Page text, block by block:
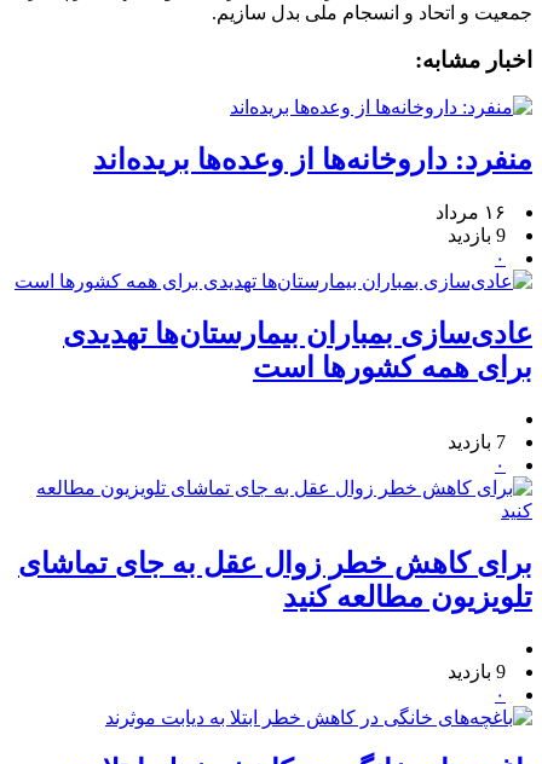
جمعیت و اتحاد و انسجام ملی بدل سازیم.
اخبار مشابه:
منفرد: داروخانه‌ها از وعده‌ها بریده‌اند
۱۶ مرداد
9 بازدید
۰
عادی‌سازی بمباران بیمارستان‌ها تهدیدی
برای همه کشورها است
7 بازدید
۰
برای کاهش خطر زوال عقل به جای تماشای
تلویزیون مطالعه کنید
9 بازدید
۰